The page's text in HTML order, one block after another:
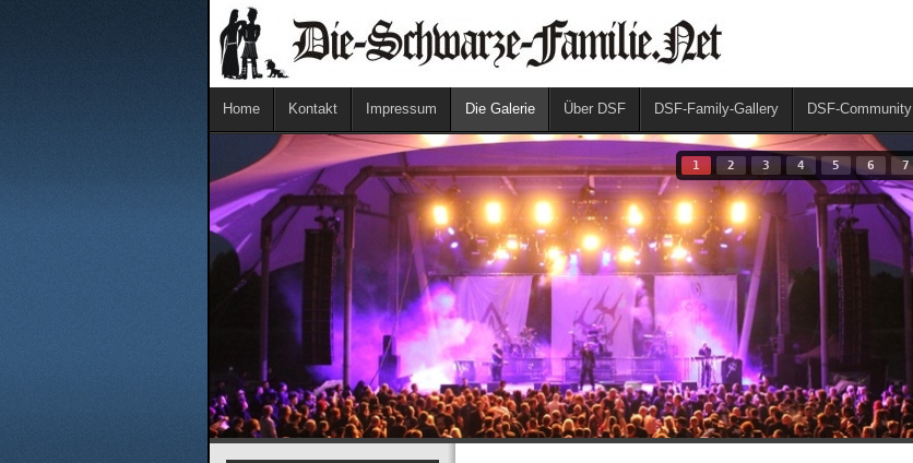
Home Kontakt Impressum Die Galerie Über DSF DSF-Family-Gallery DSF-Community
1 2 3 4 5 6 7